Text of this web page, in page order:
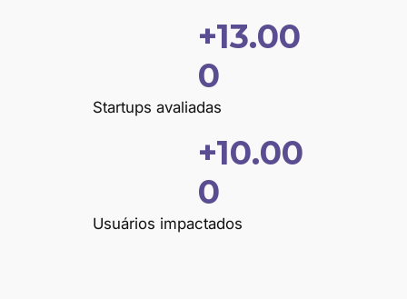
+
3
0
0
+13.00
0
Startups avaliadas
+
0
0
+10.00
0
Usuários impactados